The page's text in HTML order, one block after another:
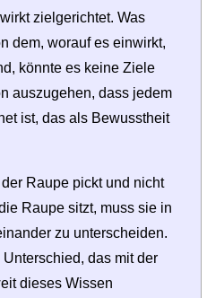
zielgerichtet. Was
dem, worauf es einwirkt,
könnte es keine Ziele
auszugehen, dass jedem
ist, das als Bewusstheit
Raupe pickt und nicht
Raupe sitzt, muss sie in
zu unterscheiden.
das mit der
dieses Wissen